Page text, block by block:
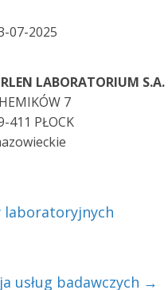
07-2025
LABORATORIUM S.A.
7
411 PŁOCK
usług badawczych →